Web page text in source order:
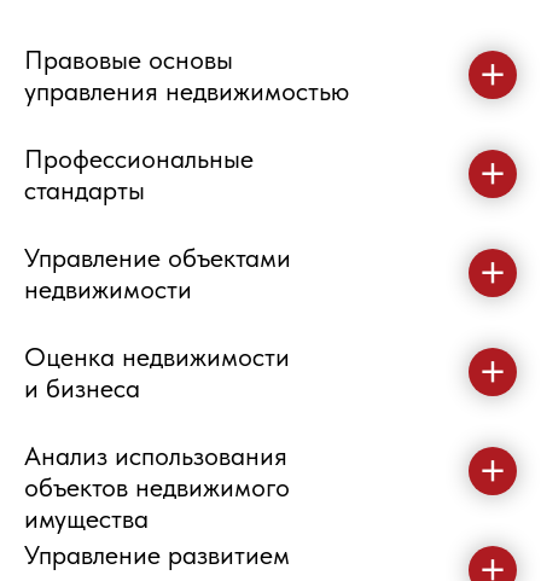
Оценка недвижимости
и бизнеса
Правовые основы
управления недвижимостью
Анализ использования
объектов недвижимого
имущества
Профессиональные
стандарты
Управление объектами
недвижимости
Управление развитием